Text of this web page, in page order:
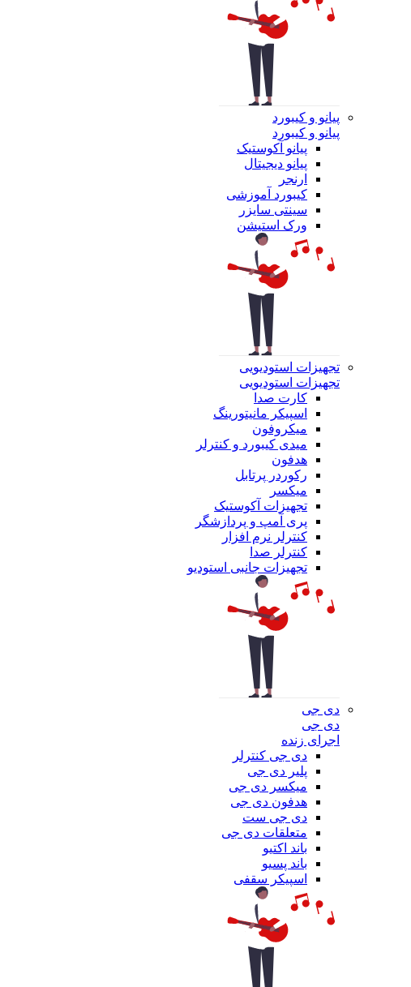
پیانو و کیبورد
پیانو و کیبورد
پیانو آکوستیک
پیانو دیجیتال
ارنجر
کیبورد آموزشی
سینتی سایزر
ورک استیشن
تجهیزات استودیویی
تجهیزات استودیویی
کارت صدا
اسپیکر مانیتورینگ
میکروفون
میدی کیبورد و کنترلر
هدفون
رکوردر پرتابل
میکسر
تجهیزات آکوستیک
پری آمپ و پردازشگر
کنترلر نرم افزار
کنترلر صدا
تجهیزات جانبی استودیو
دی جی
دی جی
اجرای زنده
دی جی کنترلر
پلیر دی جی
میکسر دی جی
هدفون دی جی
دی جی ست
متعلقات دی جی
باند اکتیو
باند پسیو
اسپیکر سقفی